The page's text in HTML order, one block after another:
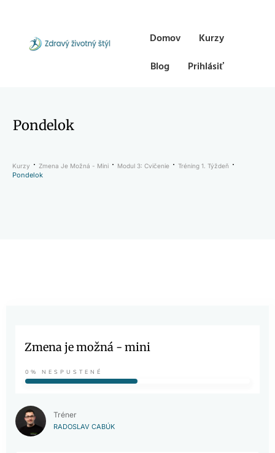
Domov
Kurzy
Blog
Prihlásiť
Pondelok
Kurzy Zmena Je Možná - Mini Modul 3: Cvičenie Tréning 1. Týždeň
Pondelok
Zmena je možná - mini
0% NESPUSTENÉ
Tréner
RADOSLAV CABÚK